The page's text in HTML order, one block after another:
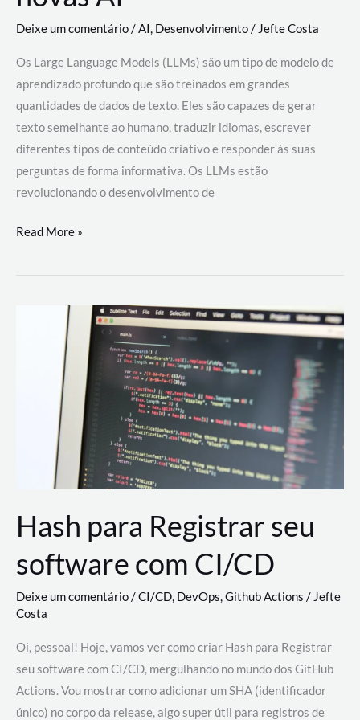
Deixe um comentário/AI, Desenvolvimento/ Jefte Costa
Os Large Language Models (LLMs) são um tipo de modelo de
aprendizado profundo que são treinados em grandes
quantidades de dados de texto. Eles são capazes de gerar
texto semelhante ao humano, traduzir idiomas, escrever
diferentes tipos de conteúdo criativo e responder às suas
perguntas de forma informativa. Os LLMs estão
revolucionando o desenvolvimento de
Large
Models
revolucionando
desenvolvimento
Read More »
Hash para Registrar seu
software com CI/CD
Deixe um comentário/CI/CD, DevOps,Github Actions /Jefte
Costa
Oi, pessoal! Hoje, vamos ver como criar Hash para Registrar
seu software com CI/CD, mergulhando no mundo dos GitHub
Actions. Vou mostrar como adicionar um SHA (identificador
único) no corpo da release, algo super útil para registros de